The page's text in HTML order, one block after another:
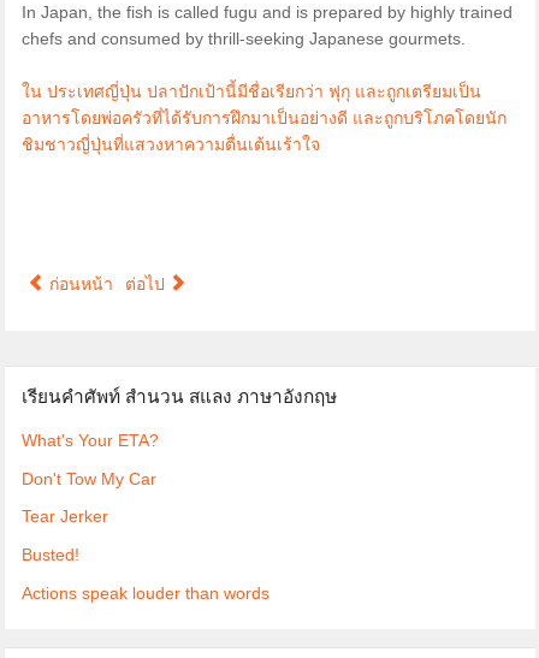
In Japan, the fish is called fugu and is prepared by highly trained
chefs and consumed by thrill-seeking Japanese gourmets.
ใน ประเทศญี่ปุ่น ปลาปักเป้านี้มีชื่อเรียกว่า ฟุกุ และถูกเตรียมเป็น
อาหารโดยพ่อครัวที่ได้รับการฝึกมาเป็นอย่างดี และถูกบริโภคโดยนัก
ชิมชาวญี่ปุ่นที่แสวงหาความตื่นเต้นเร้าใจ
ก่อนหน้า ต่อไป
เรียนคำศัพท์ สำนวน สแลง ภาษาอังกฤษ
What's Your ETA?
Don't Tow My Car
Tear Jerker
Busted!
Actions speak louder than words